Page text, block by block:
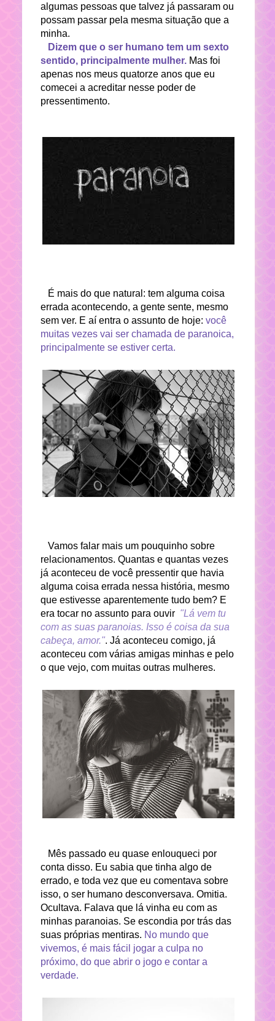
algumas pessoas que talvez já passaram ou
possam passar pela mesma situação que a
minha.
Dizem que o ser humano tem um sexto
sentido, principalmente mulher. Mas foi
apenas nos meus quatorze anos que eu
comecei a acreditar nesse poder de
pressentimento.
É mais do que natural: tem alguma coisa
errada acontecendo, a gente sente, mesmo
sem ver. E aí entra o assunto de hoje: você
muitas vezes vai ser chamada de paranoica,
principalmente se estiver certa.
Vamos falar mais um pouquinho sobre
relacionamentos. Quantas e quantas vezes
já aconteceu de você pressentir que havia
alguma coisa errada nessa história, mesmo
que estivesse aparentemente tudo bem? E
era tocar no assunto para ouvir "Lá vem tu
com as suas paranoias. Isso é coisa da sua
cabeça, amor.". Já aconteceu comigo, já
aconteceu com várias amigas minhas e pelo
o que vejo, com muitas outras mulheres.
Mês passado eu quase enlouqueci por
conta disso. Eu sabia que tinha algo de
errado, e toda vez que eu comentava sobre
isso, o ser humano desconversava. Omitia.
Ocultava. Falava que lá vinha eu com as
minhas paranoias. Se escondia por trás das
suas próprias mentiras. No mundo que
vivemos, é mais fácil jogar a culpa no
próximo, do que abrir o jogo e contar a
verdade.